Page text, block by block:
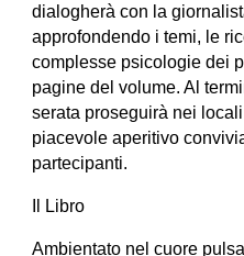
dialogherà con la
approfondendo i temi, le
complesse psicologie dei
pagine del volume. Al
serata proseguirà nei
piacevole aperitivo
partecipanti.
Il Libro
Ambientato nel cuore